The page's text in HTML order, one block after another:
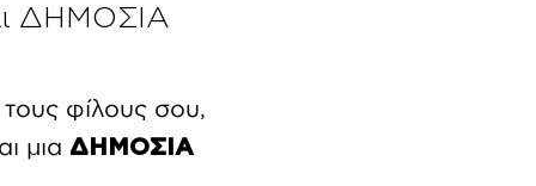
ΔΗΜΟΣΙΑ
τους φίλους σου,
μια ΔΗΜΟΣΙΑ